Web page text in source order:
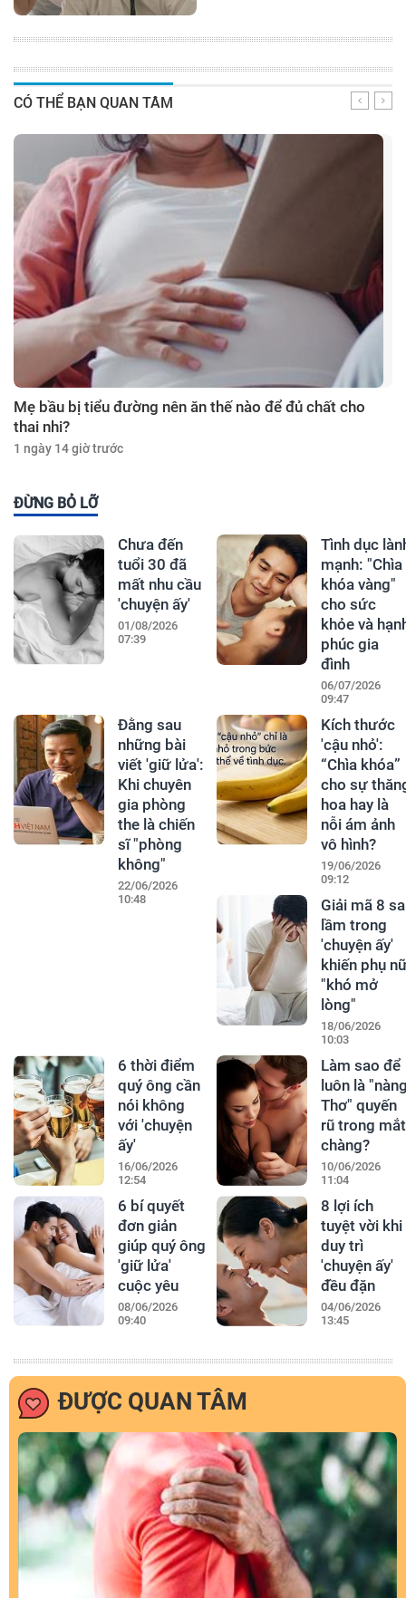
CÓ THỂ BẠN QUAN TÂM
Mẹ bầu bị tiểu đường nên ăn thế nào để đủ chất cho
thai nhi?
1 ngày 14 giờ trước
ĐỪNG BỎ LỠ
Chưa đến
tuổi 30 đã
mất nhu cầu
'chuyện ấy'
01/08/2026
07:39
Tình dục
mạnh: "Chìa
khóa vàng"
cho sức
khỏe và
phúc gia
đình
06/07/2026
09:47
Đằng sau
những bài
viết 'giữ lửa':
Khi chuyên
gia phòng
the là chiến
sĩ "phòng
không"
22/06/2026
10:48
Kích thước
'cậu nhỏ':
“Chìa khóa”
cho sự
hoa hay là
nỗi ám ảnh
vô hình?
19/06/2026
09:12
Giải mã 8
lầm trong
'chuyện ấy'
khiến phụ
"khó mở
lòng"
18/06/2026
10:03
6 thời điểm
quý ông cần
nói không
với 'chuyện
ấy'
16/06/2026
12:54
Làm sao để
luôn là
Thơ" quyến
rũ trong mắt
chàng?
10/06/2026
11:04
6 bí quyết
đơn giản
giúp quý ông
'giữ lửa'
cuộc yêu
08/06/2026
09:40
8 lợi ích
tuyệt vời khi
duy trì
'chuyện ấy'
đều đặn
04/06/2026
13:45
ĐƯỢC QUAN TÂM